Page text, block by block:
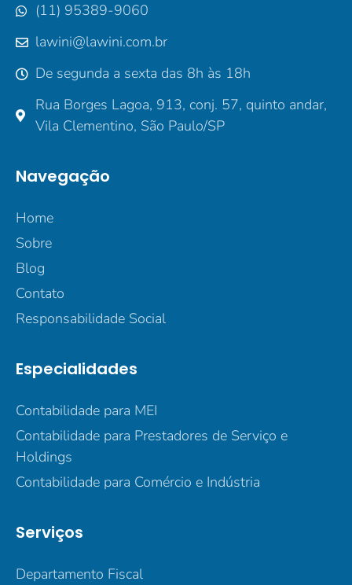
(11) 95389-9060
lawini@lawini.com.br
De segunda a sexta das 8h às 18h
Rua Borges Lagoa, 913, conj. 57, quinto andar,
Vila Clementino, São Paulo/SP
Navegação
Home
Sobre
Blog
Contato
Responsabilidade Social
Especialidades
Contabilidade para MEI
Contabilidade para Prestadores de Serviço e
Holdings
Contabilidade para Comércio e Indústria
Serviços
Departamento Fiscal